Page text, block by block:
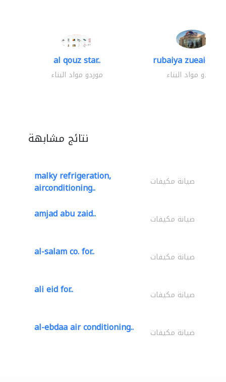
al qouz star..
موردو مواد البناء
rubaiya zueaid
موردو مواد البناء
نتائج مشابهة
malky refrigeration,
airconditioning.. صيانة مكيفات
amjad abu zaid.. صيانة مكيفات
al-salam co. for.. صيانة مكيفات
ali eid for.. صيانة مكيفات
al-ebdaa air conditioning.. صيانة مكيفات